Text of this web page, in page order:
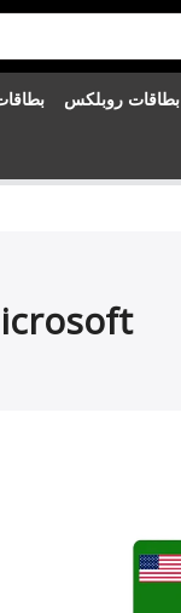
بطاقات روبلكس